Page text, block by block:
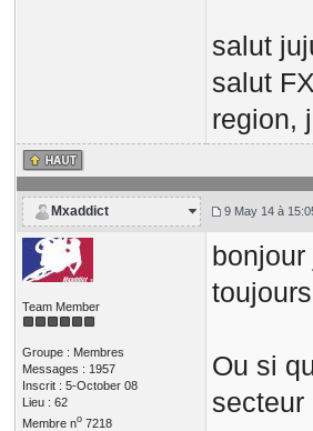
salut
salut
region,
Mxaddict 9 May 14 à
Team Member
Groupe : Membres
Messages : 1957
Inscrit : 5-October 08
Lieu : 62
Membre no7218
Ou si
secteur